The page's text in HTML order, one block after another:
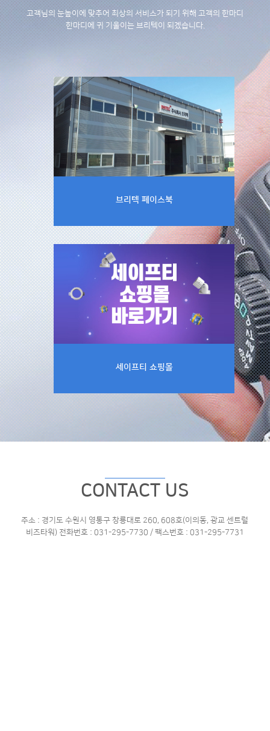
고객님의 눈높이에 맞추어 최상의 서비스가 되기 위해 고객의 한마디
한마디에 귀 기울이는 브리텍이 되겠습니다.
페이스북 바로가기
브리텍 페이스북
세이프티 쇼핑몰 바로가기
세이프티 쇼핑몰
CONTACT US
주소 : 경기도 수원시 영통구 창룡대로 260, 608호(이의동, 광교 센트럴
비즈타워) 전화번호 : 031-295-7730 / 팩스번호 : 031-295-7731